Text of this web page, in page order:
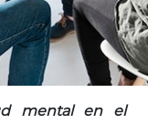
mental en el